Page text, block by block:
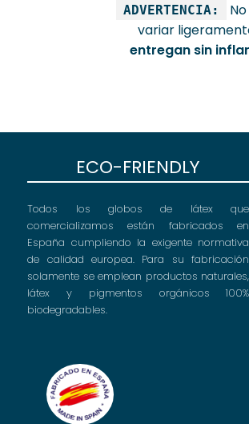
ADVERTENCIA:
variar
entregan sin inflar
ECO-FRIENDLY
Todos los globos de látex que
comercializamos están fabricados en
España cumpliendo la exigente normativa
de calidad europea. Para su fabricación
solamente se emplean productos naturales,
látex y pigmentos orgánicos 100%
biodegradables.